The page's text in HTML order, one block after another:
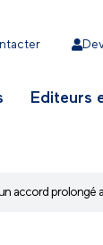
Editeurs
accord prolongé